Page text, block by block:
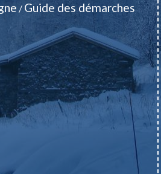
/ Guide des démarches